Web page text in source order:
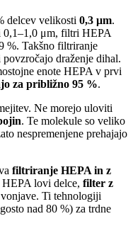
delcev velikosti 0,3 μm.
0,1–1,0 μm, filtri HEPA
%. Takšno filtriranje
draženje dihal.
enote HEPA v prvi
za približno 95 %.
Ne morejo uloviti
. Te molekule so veliko
nespremenjene prehajajo
filtriranje HEPA in z
HEPA lovi delce, filter z
Ti tehnologiji
nad 80 %) za trdne